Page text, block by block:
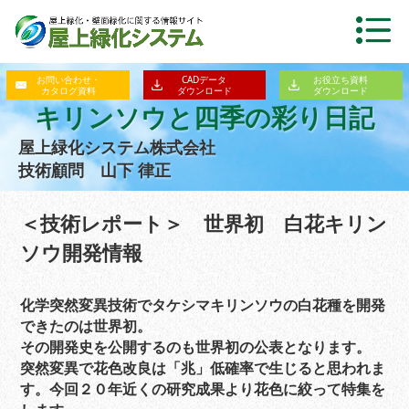
お問い合わせ・
カタログ資料
CADデータ
ダウンロード
お役立ち資料
ダウンロード
キリンソウと四季の彩り日記
屋上緑化システム株式会社
技術顧問 山下 律正
＜技術レポート＞ 世界初 白花キリン
ソウ開発情報
化学突然変異技術でタケシマキリンソウの白花種を開発
できたのは世界初。
その開発史を公開するのも世界初の公表となります。
突然変異で花色改良は「兆」低確率で生じると思われま
す。今回２０年近くの研究成果より花色に絞って特集を